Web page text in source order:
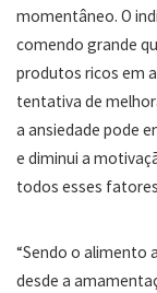
momentâneo. O
comendo grande
produtos ricos em
tentativa de
a ansiedade pode
e diminui a
todos esses
“Sendo o alimento
desde a